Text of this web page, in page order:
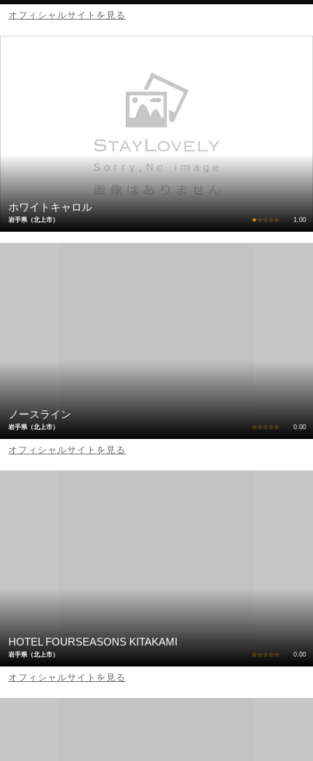
オフィシャルサイトを見る
ホワイトキャロル
岩手県（北上市） ★☆☆☆☆ 1.00
ノースライン
岩手県（北上市） ☆☆☆☆☆ 0.00
オフィシャルサイトを見る
HOTEL FOURSEASONS KITAKAMI
岩手県（北上市） ☆☆☆☆☆ 0.00
オフィシャルサイトを見る